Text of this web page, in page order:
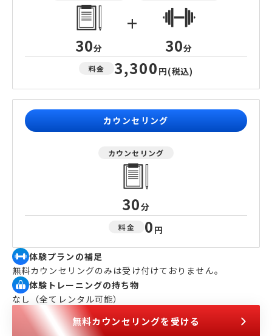
30分
+
30分
料金 3,300 円(税込)
カウンセリング
カウンセリング
30分
料金 0 円
体験プランの補足
無料カウンセリングのみは受け付けておりません。
体験トレーニングの持ち物
なし（全てレンタル可能）
無料カウンセリングを受ける